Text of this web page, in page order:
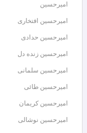
امیرحسین
امیرحسین افتخاری
امیرحسین حدادی
امیرحسین زنده دل
امیرحسین سلمانی
امیرحسین طائی
امیرحسین کریمان
امیرحسین نوشالی